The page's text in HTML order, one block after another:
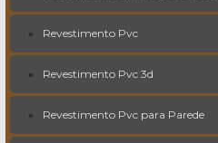
Revestimento Pvc
Revestimento Pvc 3d
Revestimento Pvc para Parede